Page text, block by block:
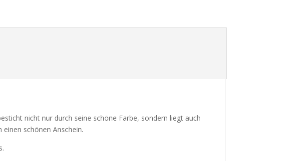
nicht nur durch seine schöne Farbe, sondern liegt auch
schönen Anschein.